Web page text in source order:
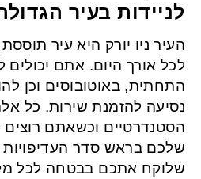
לניידות בעיר
העיר ניו יורק היא עיר
לכל אורך היום. אתם
התחתית, באוטובוסים וכן
נסיעה להזמנת שירות. כל
הסטנדרטיים וכשאתם
שלכם בראש סדר
שלוקח אתכם בבטחה לכל